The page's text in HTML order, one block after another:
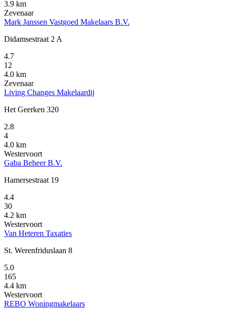
3.9 km
Zevenaar
Mark Janssen Vastgoed Makelaars B.V.
Didamsestraat 2 A
4.7
12
4.0 km
Zevenaar
Living Changes Makelaardij
Het Geerken 320
2.8
4
4.0 km
Westervoort
Gaba Beheer B.V.
Hamersestraat 19
4.4
30
4.2 km
Westervoort
Van Heteren Taxaties
St. Werenfriduslaan 8
5.0
165
4.4 km
Westervoort
REBO Woningmakelaars